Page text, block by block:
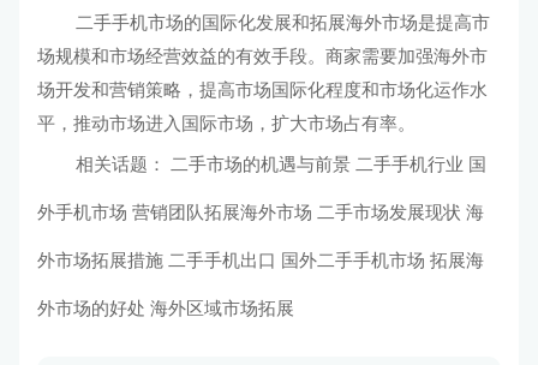
外市场的解释及解读。
二手手机市场的国际化发展和拓展海外市场是提高市
场规模和市场经营效益的有效手段。商家需要加强海外市
场开发和营销策略，提高市场国际化程度和市场化运作水
平，推动市场进入国际市场，扩大市场占有率。
相关话题：
二手市场的机遇与前景 二手手机行业 国
外手机市场 营销团队拓展海外市场 二手市场发展现状 海
外市场拓展措施 二手手机出口 国外二手手机市场 拓展海
外市场的好处 海外区域市场拓展